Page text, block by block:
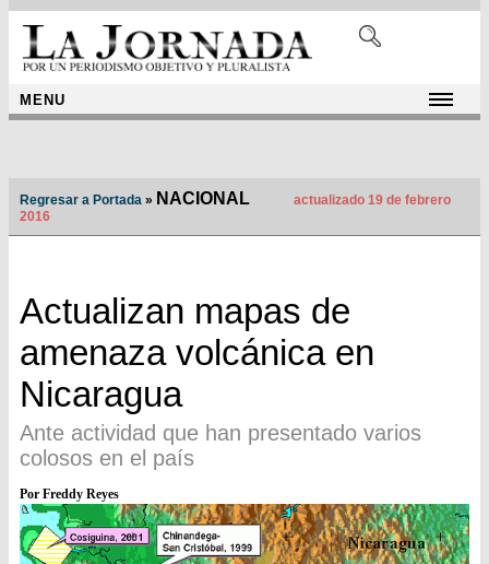
MENU
Regresar a Portada » NACIONAL
actualizado 19 de febrero
2016
Actualizan mapas de
amenaza volcánica en
Nicaragua
Ante actividad que han presentado varios
colosos en el país
Por Freddy Reyes